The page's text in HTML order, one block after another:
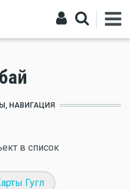
НАВИГАЦИЯ
в список
Гугл